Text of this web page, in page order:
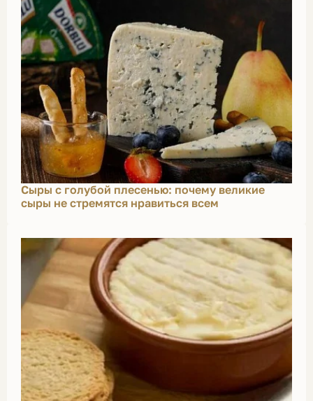
Сыры с голубой плесенью: почему великие
сыры не стремятся нравиться всем